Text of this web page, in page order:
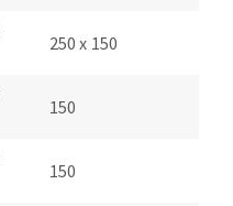
250 x 150
150
150